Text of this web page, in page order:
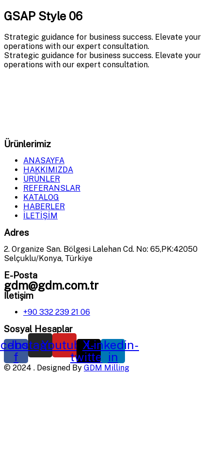
GSAP Style 06
Strategic guidance for business success. Elevate your
operations with our expert consultation.
Strategic guidance for business success. Elevate your
operations with our expert consultation.
Ürünlerimiz
ANASAYFA
HAKKIMIZDA
ÜRÜNLER
REFERANSLAR
KATALOG
HABERLER
İLETİŞİM
Adres
2. Organize San. Bölgesi Lalehan Cd. No: 65,PK:42050
Selçuklu/Konya, Türkiye
E-Posta
gdm@gdm.com.tr
İletişim
+90 332 239 21 06
Sosyal Hesaplar
f
Instagram
YoutubeX-
twitter
Linkedin-
in
© 2024 . Designed By GDM Milling